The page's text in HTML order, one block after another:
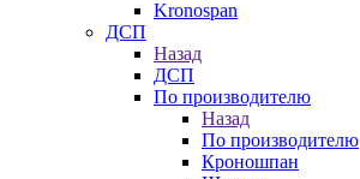
Kronospan
ДСП
Назад
ДСП
По производителю
Назад
По производителю
Кроношпан